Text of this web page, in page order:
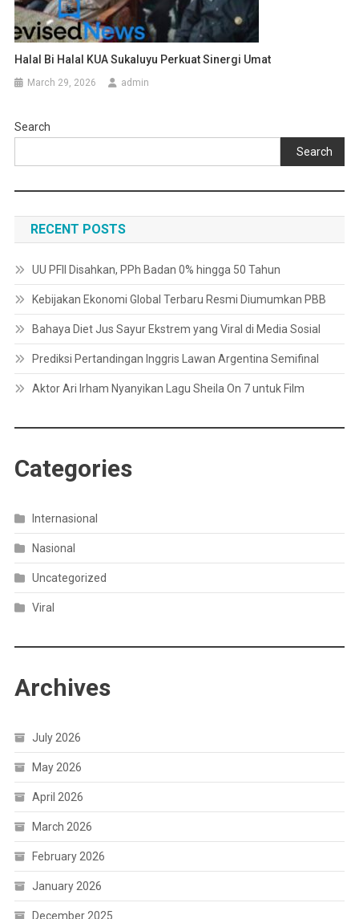
Halal Bi Halal KUA Sukaluyu Perkuat Sinergi Umat
March 29, 2026 admin
Search
Search
RECENT POSTS
UU PFII Disahkan, PPh Badan 0% hingga 50 Tahun
Kebijakan Ekonomi Global Terbaru Resmi Diumumkan PBB
Bahaya Diet Jus Sayur Ekstrem yang Viral di Media Sosial
Prediksi Pertandingan Inggris Lawan Argentina Semifinal
Aktor Ari Irham Nyanyikan Lagu Sheila On 7 untuk Film
Categories
Internasional
Nasional
Uncategorized
Viral
Archives
July 2026
May 2026
April 2026
March 2026
February 2026
January 2026
December 2025